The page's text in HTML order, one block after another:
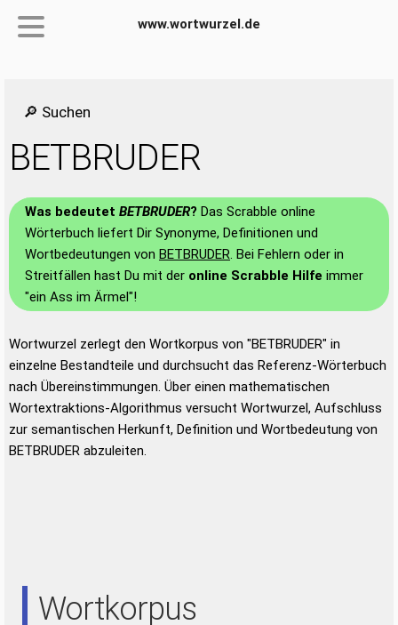
www.wortwurzel.de
🔎 Suchen
BETBRUDER
Was bedeutet BETBRUDER? Das Scrabble online
Wörterbuch liefert Dir Synonyme, Definitionen und
Wortbedeutungen von BETBRUDER. Bei Fehlern oder in
Streitfällen hast Du mit der online Scrabble Hilfe immer
"ein Ass im Ärmel"!
Wortwurzel zerlegt den Wortkorpus von "BETBRUDER" in
einzelne Bestandteile und durchsucht das Referenz-Wörterbuch
nach Übereinstimmungen. Über einen mathematischen
Wortextraktions-Algorithmus versucht Wortwurzel, Aufschluss
zur semantischen Herkunft, Definition und Wortbedeutung von
BETBRUDER abzuleiten.
Wortkorpus